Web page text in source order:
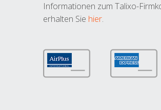
Informationen zum Talixo-
erhalten Sie hier.